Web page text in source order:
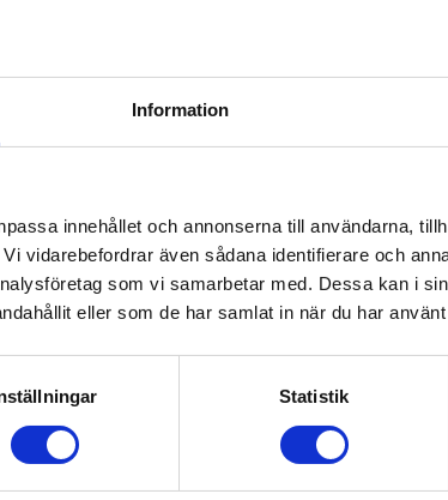
Information
innehållet och annonserna till användarna,
vidarebefordrar även sådana identifierare och
som vi samarbetar med. Dessa kan i
eller som de har samlat in när du har
Statistik
RUNDSLINGSPAKET
Köp Komplett
Kvalitativa rundsling i
förpackning av noga
storlekar. | Välj mellan fyra
paket.
1 179,00
1 401,00
INFO